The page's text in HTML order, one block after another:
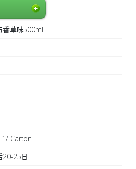
香草味500ml
Carton
20-25日